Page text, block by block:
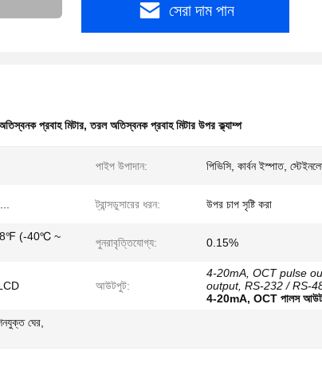
সেরা দাম পান
প্রবাহ মিটার,তরল অতিস্বনক প্রবাহ মিটার উপর ক্ল্যাম্প
পাইপ উপাদান: পিভিসি, কার্বন ইস্পাত,
ট্রান্সডুসারের ধরন: উপর চাপ সৃষ্টি করা
(-40℃ ~
পুনরাবৃত্তিযোগ্য: 0.15%
আউটপুট:
4-20mA, OCT pulse
output, RS-232 / RS-
4-20mA, OCT পালস
ঘের,